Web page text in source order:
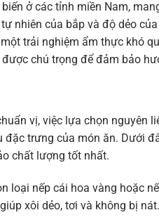
ở các tỉnh miền Nam,
nhiên của bắp và độ dẻo
trải nghiệm ẩm thực khó
chú trọng để đảm bảo
vị, việc lựa chọn nguyên
trưng của món ăn. Dưới
chất lượng tốt nhất.
loại nếp cái hoa vàng hoặc
xôi dẻo, tơi và không bị nát.